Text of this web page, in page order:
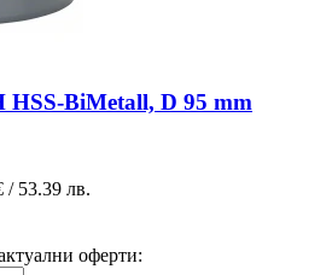
HSS-BiMetall, D 95 mm
/ 53.39 лв.
оферти: